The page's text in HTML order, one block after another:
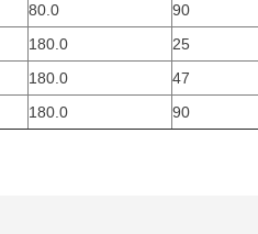
80.0 90
180.0 25
180.0 47
180.0 90